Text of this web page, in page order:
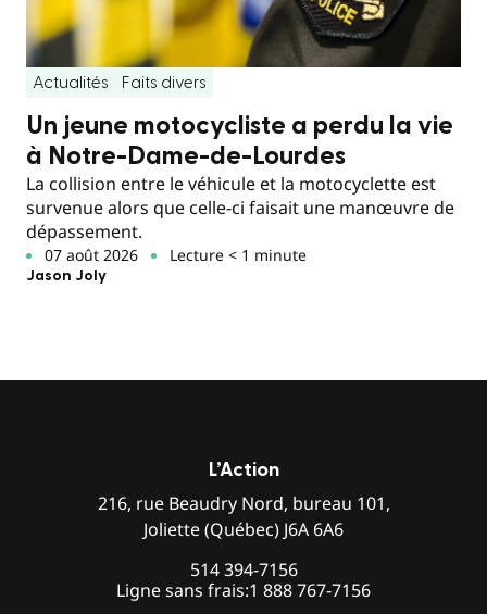
Actualités Faits divers
Un jeune motocycliste a perdu la vie
à Notre-Dame-de-Lourdes
La collision entre le véhicule et la motocyclette est
survenue alors que celle-ci faisait une manœuvre de
dépassement.
07 août 2026 Lecture < 1 minute
Jason Joly
L’Action
216, rue Beaudry Nord, bureau 101,
Joliette (Québec) J6A 6A6
514 394-7156
Ligne sans frais:1 888 767-7156